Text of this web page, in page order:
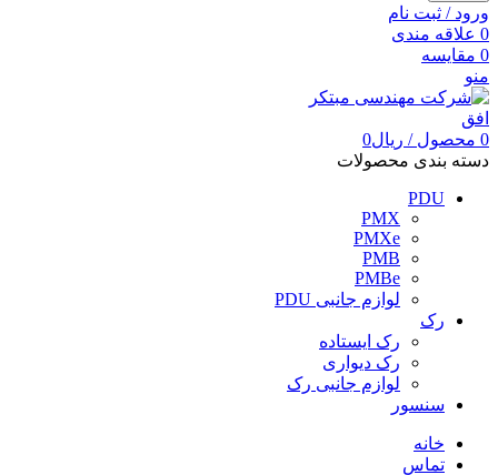
ورود / ثبت نام
0 علاقه مندی
0 مقایسه
منو
0 محصول / ریال0
دسته بندی محصولات
PDU
PMX
PMXe
PMB
PMBe
لوازم جانبی PDU
رک
رک ایستاده
رک دیواری
لوازم جانبی رک
سنسور
خانه
تماس